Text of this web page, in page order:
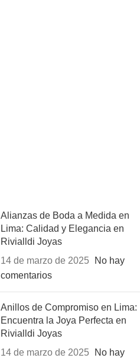
Alianzas de Boda a Medida en
Lima: Calidad y Elegancia en
Rivialldi Joyas
14 de marzo de 2025
No hay
comentarios
Anillos de Compromiso en Lima:
Encuentra la Joya Perfecta en
Rivialldi Joyas
14 de marzo de 2025
No hay